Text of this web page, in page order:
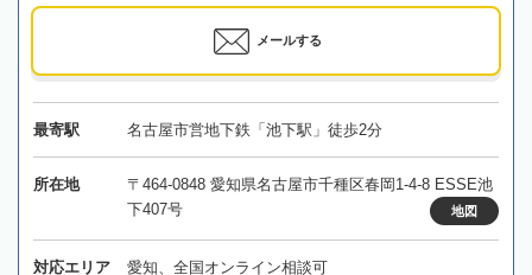
メールする
最寄駅 名古屋市営地下鉄「池下駅」徒歩2分
所在地
〒464-0848 愛知県名古屋市千種区春岡1-4-8 ESSE池
下407号
地図
対応エリア 愛知、全国オンライン相談可